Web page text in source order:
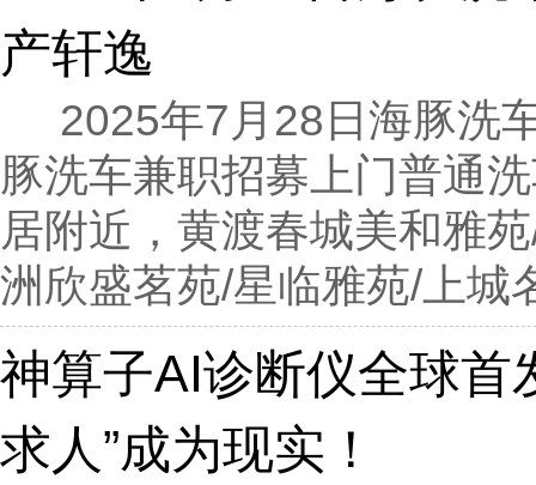
产轩逸
2025年7月28日海豚洗
豚洗车兼职招募上门普通
居附近，黄渡春城美和雅
洲欣盛茗苑/星临雅苑/上城
神算子AI诊断仪全球首
求人”成为现实！